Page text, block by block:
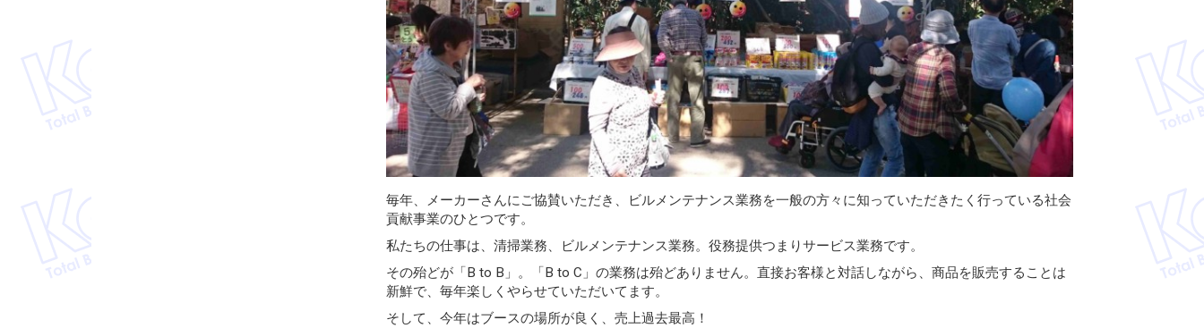
毎年、メーカーさんにご協賛いただき、ビルメンテナンス業務を一般の方々に知っていただきたく行っている社会
貢献事業のひとつです。
私たちの仕事は、清掃業務、ビルメンテナンス業務。役務提供つまりサービス業務です。
その殆どが「B to B」。「B to C」の業務は殆どありません。直接お客様と対話しながら、商品を販売することは
新鮮で、毎年楽しくやらせていただいてます。
そして、今年はブースの場所が良く、売上過去最高！